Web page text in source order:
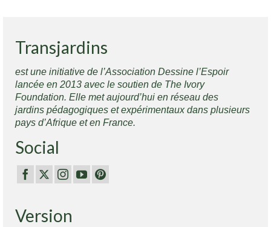
Transjardins
est une initiative de l’Association Dessine l’Espoir
lancée en 2013 avec le soutien de The Ivory
Foundation. Elle met aujourd’hui en réseau des
jardins pédagogiques et expérimentaux dans plusieurs
pays d’Afrique et en France.
Social
Version